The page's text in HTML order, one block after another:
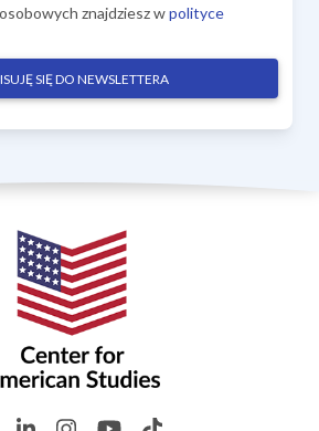
znajdziesz wpolityce
SIĘ DO NEWSLETTERA